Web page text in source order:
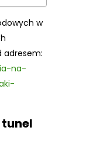
w
adresem:
na-